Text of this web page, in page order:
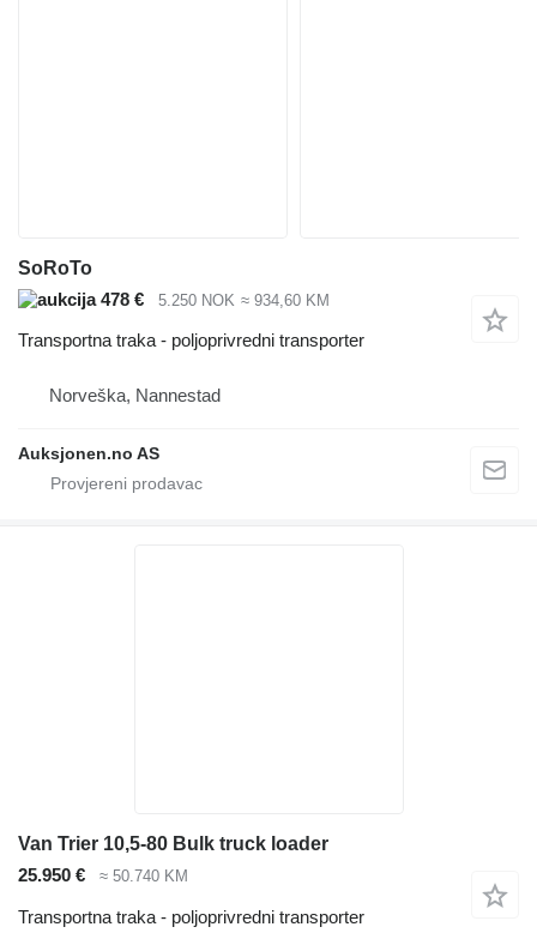
SoRoTo
478 €
5.250 NOK ≈ 934,60 KM
Transportna traka - poljoprivredni transporter
Norveška, Nannestad
Auksjonen.no AS
Van Trier 10,5-80 Bulk truck loader
25.950 €
≈ 50.740 KM
Transportna traka - poljoprivredni transporter